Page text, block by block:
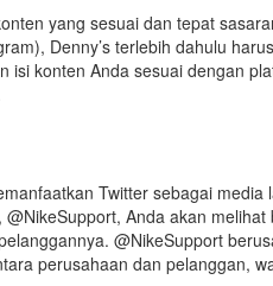
yang sesuai dan tepat
Denny’s terlebih dahulu
isi konten Anda sesuai dengan
Twitter sebagai
@NikeSupport, Anda akan
@NikeSupport
perusahaan dan pelanggan,